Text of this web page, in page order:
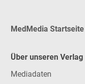
MedMedia Startseite
Über unseren Verlag
Mediadaten